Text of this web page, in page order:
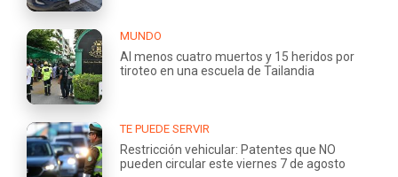
MUNDO
Al menos cuatro muertos y 15 heridos por
tiroteo en una escuela de Tailandia
TE PUEDE SERVIR
Restricción vehicular: Patentes que NO
pueden circular este viernes 7 de agosto